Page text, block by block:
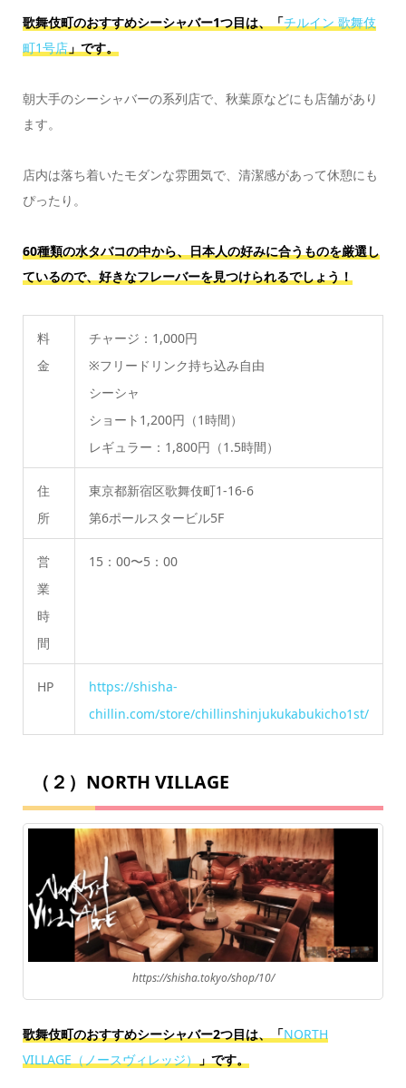
歌舞伎町のおすすめシーシャバー1つ目は、「チルイン 歌舞伎
町1号店」です。
朝大手のシーシャバーの系列店で、秋葉原などにも店舗があり
ます。
店内は落ち着いたモダンな雰囲気で、清潔感があって休憩にも
ぴったり。
60種類の水タバコの中から、日本人の好みに合うものを厳選し
ているので、好きなフレーバーを見つけられるでしょう！
料
金
チャージ：1,000円
※フリードリンク持ち込み自由
シーシャ
ショート1,200円（1時間）
レギュラー：1,800円（1.5時間）
住
所
東京都新宿区歌舞伎町1-16-6
第6ポールスタービル5F
営
業
時
間
15：00〜5：00
HP
https://shisha-
chillin.com/store/chillinshinjukukabukicho1st/
（２）NORTH VILLAGE
https://shisha.tokyo/shop/10/
歌舞伎町のおすすめシーシャバー2つ目は、「NORTH
VILLAGE（ノースヴィレッジ）」です。